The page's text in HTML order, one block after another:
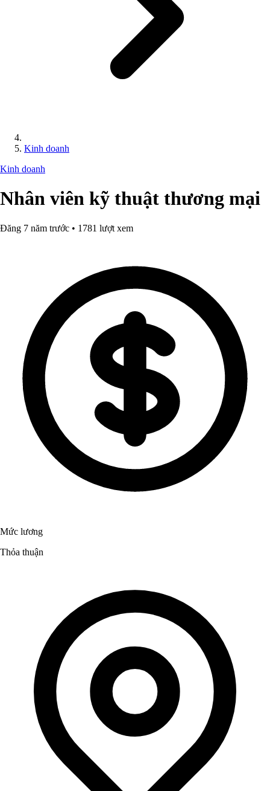
Kinh doanh
Kinh doanh
Nhân viên kỹ thuật thương mại
Đăng 7 năm trước • 1781 lượt xem
Mức lương
Thỏa thuận